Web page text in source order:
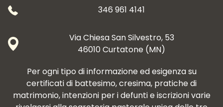
346 961 4141
Via Chiesa San Silvestro, 53
46010 Curtatone (MN)
Per ogni tipo di informazione ed esigenza su
certificati di battesimo, cresima, pratiche di
matrimonio, intenzioni per i defunti e iscrizioni varie